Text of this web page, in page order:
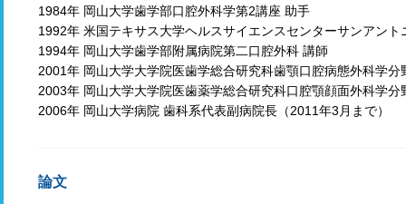
1984年 岡山大学歯学部口腔外科学第2講座 助手
1992年 米国テキサス大学ヘルスサイエンスセンターサンアン
1994年 岡山大学歯学部附属病院第二口腔外科 講師
2001年 岡山大学大学院医歯学総合研究科歯顎口腔病態外科学分
2003年 岡山大学大学院医歯薬学総合研究科口腔顎顔面外科学分
2006年 岡山大学病院 歯科系代表副病院長（2011年3月まで）
論文